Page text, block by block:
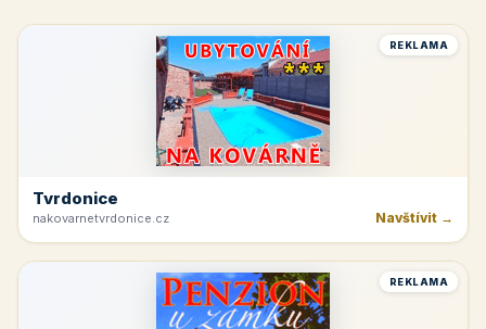
REKLAMA
Tvrdonice
nakovarnetvrdonice.cz Navštívit →
REKLAMA